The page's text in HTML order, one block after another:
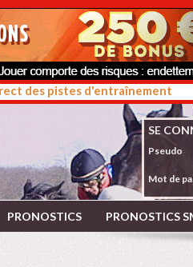
des pistes d'entraînement
SE
Pseudo
Mot de
PRONOSTICS PRONOSTICS